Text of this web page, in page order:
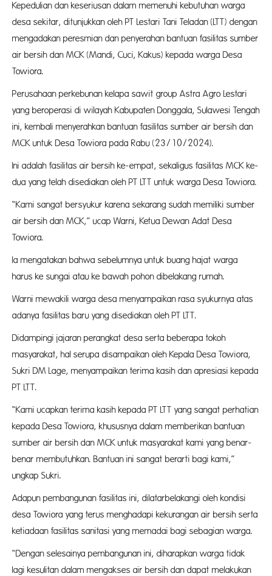
Kepedulian dan keseriusan dalam memenuhi kebutuhan warga
desa sekitar, ditunjukkan oleh PT Lestari Tani Teladan (LTT) dengan
mengadakan peresmian dan penyerahan bantuan fasilitas sumber
air bersih dan MCK (Mandi, Cuci, Kakus) kepada warga Desa
Towiora.
Perusahaan perkebunan kelapa sawit group Astra Agro Lestari
yang beroperasi di wilayah Kabupaten Donggala, Sulawesi Tengah
ini, kembali menyerahkan bantuan fasilitas sumber air bersih dan
MCK untuk Desa Towiora pada Rabu (23/10/2024).
Ini adalah fasilitas air bersih ke-empat, sekaligus fasilitas MCK ke-
dua yang telah disediakan oleh PT LTT untuk warga Desa Towiora.
“Kami sangat bersyukur karena sekarang sudah memiliki sumber
air bersih dan MCK,” ucap Warni, Ketua Dewan Adat Desa
Towiora.
Ia mengatakan bahwa sebelumnya untuk buang hajat warga
harus ke sungai atau ke bawah pohon dibelakang rumah.
Warni mewakili warga desa menyampaikan rasa syukurnya atas
adanya fasilitas baru yang disediakan oleh PT LTT.
Didampingi jajaran perangkat desa serta beberapa tokoh
masyarakat, hal serupa disampaikan oleh Kepala Desa Towiora,
Sukri DM Lage, menyampaikan terima kasih dan apresiasi kepada
PT LTT.
“Kami ucapkan terima kasih kepada PT LTT yang sangat perhatian
kepada Desa Towiora, khususnya dalam memberikan bantuan
sumber air bersih dan MCK untuk masyarakat kami yang benar-
benar membutuhkan. Bantuan ini sangat berarti bagi kami,”
ungkap Sukri.
Adapun pembangunan fasilitas ini, dilatarbelakangi oleh kondisi
desa Towiora yang terus menghadapi kekurangan air bersih serta
ketiadaan fasilitas sanitasi yang memadai bagi sebagian warga.
“Dengan selesainya pembangunan ini, diharapkan warga tidak
lagi kesulitan dalam mengakses air bersih dan dapat melakukan